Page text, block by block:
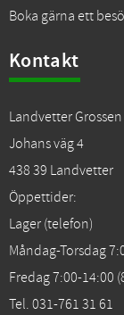
Boka gärna ett
Kontakt
Landvetter Grossen
Johans väg 4
438 39 Landvetter
Öppettider:
Lager (telefon)
Måndag-Torsdag
Fredag 7:00-14:00
Tel. 031-761 31 61